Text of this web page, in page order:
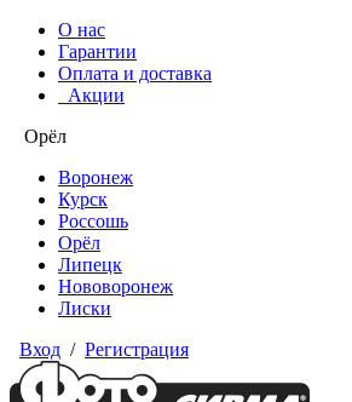
О нас
Гарантии
Оплата и доставка
Акции
Орёл
Воронеж
Курск
Россошь
Орёл
Липецк
Нововоронеж
Лиски
Вход / Регистрация